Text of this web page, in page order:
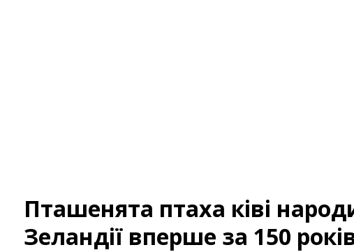
Пташенята птаха ківі
Зеландії вперше за 150